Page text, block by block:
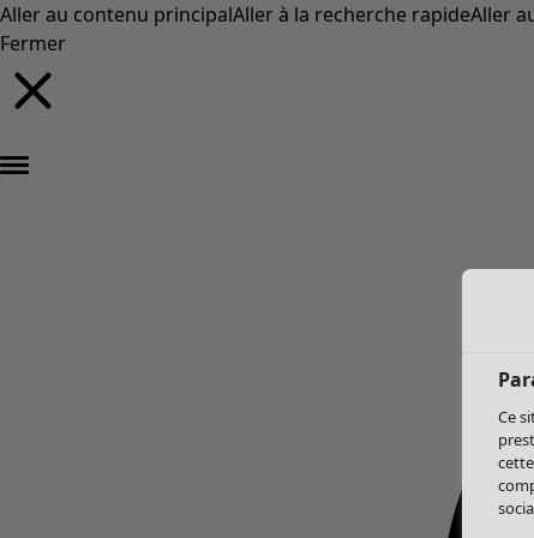
Aller au contenu principalAller à la recherche rapideAller
Fermer
Ce